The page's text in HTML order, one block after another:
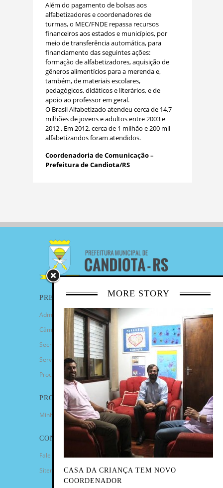
Além do pagamento de bolsas aos
alfabetizadores e coordenadores de
turmas, o MEC/FNDE repassa recursos
financeiros aos estados e municípios, por
meio de transferência automática, para
financiamento das seguintes ações:
formação de alfabetizadores, aquisição de
gêneros alimentícios para a merenda e,
também, de materiais escolares,
pedagógicos, didáticos e literários, e de
apoio ao professor em geral.
O Brasil Alfabetizado atendeu cerca de 14,7
milhões de jovens e adultos entre 2003 e
2012 . Em 2012, cerca de 1 milhão e 200 mil
alfabetizandos foram atendidos.
Coordenadoria de Comunicação –
Prefeitura de Candiota/RS
MORE STORY
CASA DA CRIANÇA TEM NOVO
COORDENADOR
PREFEITURA
Administração Municipal
Câmara de Vereadores
Secretarias
Serviços
Procuradoria Geral
PROGRAMAS
Minha Casa Minha Vida
CONTATO
Fale Conosco
Sitemap